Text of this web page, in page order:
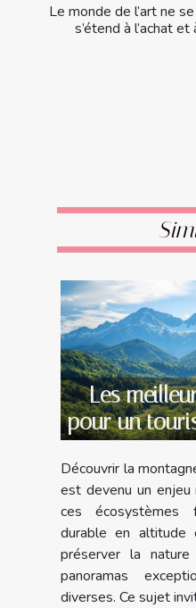
Le monde de l’art ne
s’étend à l’achat
Les
pour un
Découvrir la
est devenu un enjeu
ces écosystèmes
durable en
préserver la
panoramas
diverses. Ce sujet